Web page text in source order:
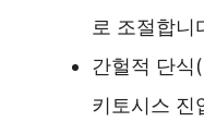
로 조절합니
간헐적 단식
키토시스 진